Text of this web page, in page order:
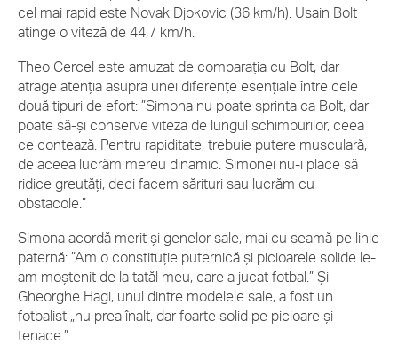
cel mai rapid este Novak Djokovic (36 km/h). Usain Bolt
atinge o viteză de 44,7 km/h.
Theo Cercel este amuzat de comparația cu Bolt, dar
atrage atenția asupra unei diferențe esențiale între cele
două tipuri de efort: ”Simona nu poate sprinta ca Bolt, dar
poate să-și conserve viteza de lungul schimburilor, ceea
ce contează. Pentru rapiditate, trebuie putere musculară,
de aceea lucrăm mereu dinamic. Simonei nu-i place să
ridice greutăți, deci facem sărituri sau lucrăm cu
obstacole.”
Simona acordă merit și genelor sale, mai cu seamă pe linie
paternă: ”Am o constituție puternică și picioarele solide le-
am moștenit de la tatăl meu, care a jucat fotbal.” Și
Gheorghe Hagi, unul dintre modelele sale, a fost un
fotbalist „nu prea înalt, dar foarte solid pe picioare și
tenace.”